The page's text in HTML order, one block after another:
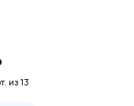
из 13